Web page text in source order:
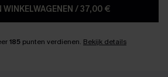
WINKELWAGENEN /37,00 €
185 punten verdienen. Bekijk details